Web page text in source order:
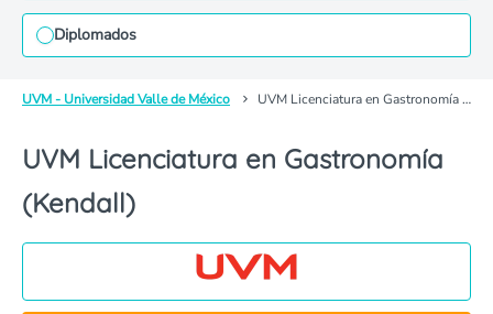
Diplomados
UVM - Universidad Valle de México UVM Licenciatura en Gastronomía (Kendall)
UVM Licenciatura en Gastronomía
(Kendall)